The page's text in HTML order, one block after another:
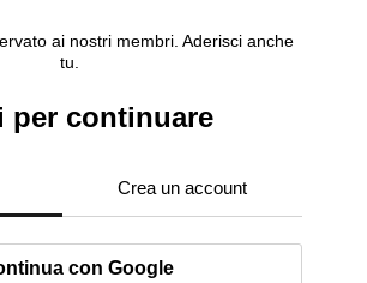
ai nostri membri. Aderisci anche
tu.
per continuare
Crea un account
con Google